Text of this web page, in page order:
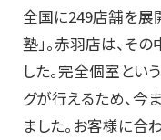
全国に249店舗を展
塾」。赤羽店は、そ
した。完全個室とい
グが行えるため、今
ました。お客様に合